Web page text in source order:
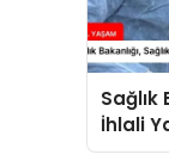
Sağlık
İhlali
Getirdi